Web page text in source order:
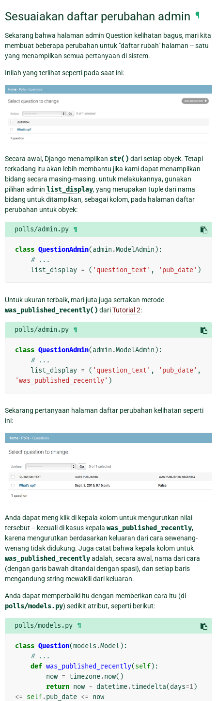
Sesuaiakan daftar perubahan admin ¶
Sekarang bahwa halaman admin Question kelihatan bagus, mari kita
membuat beberapa perubahan untuk "daftar rubah" halaman -- satu
yang menampilkan semua pertanyaan di sistem.
Inilah yang terlihat seperti pada saat ini:
Secara awal, Django menampilkan str() dari setiap obyek. Tetapi
terkadang itu akan lebih membantu jika kami dapat menampilkan
bidang secara masing-masing. untuk melakukannya, gunakan
pilihan admin list_display, yang merupakan tuple dari nama
bidang untuk ditampilkan, sebagai kolom, pada halaman daftar
perubahan untuk obyek:
polls/admin.py ¶
class QuestionAdmin(admin .ModelAdmin ):
# ...
list_display = ( 'question_text' , 'pub_date' )
Untuk ukuran terbaik, mari juta juga sertakan metode
was_published_recently() dariTutorial 2:
polls/admin.py ¶
class QuestionAdmin(admin .ModelAdmin ):
# ...
list_display = ( 'question_text' , 'pub_date' ,
'was_published_recently' )
Sekarang pertanyaan halaman daftar perubahan kelihatan seperti
ini:
Anda dapat meng klik di kepala kolom untuk mengurutkan nilai
tersebut -- kecuali di kasus kepala was_published_recently,
karena mengurutkan berdasarkan keluaran dari cara sewenang-
wenang tidak didukung. Juga catat bahwa kepala kolom untuk
was_published_recentlyadalah, secara awal, nama dari cara
(dengan garis bawah ditandai dengan spasi), dan setiap baris
mengandung string mewakili dari keluaran.
Anda dapat memperbaiki itu dengan memberikan cara itu (di
polls/models.py) sedikit atribut, seperti berikut:
polls/models.py ¶
class Question(models .Model ):
# ...
def was_published_recently(self):
now = timezone.now()
return now - datetime.timedelta(days=1)
<= self.pub_date <= now